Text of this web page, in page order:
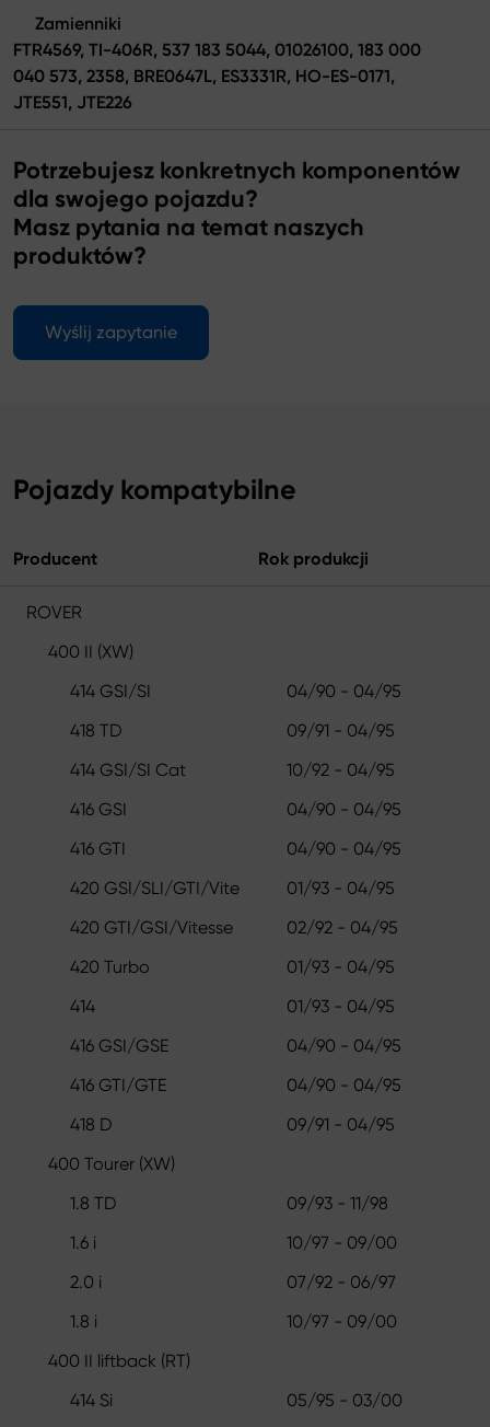
Zamienniki
FTR4569, TI-406R, 537 183 5044, 01026100, 183 000
040 573, 2358, BRE0647L, ES3331R, HO-ES-0171,
JTE551, JTE226
Potrzebujesz konkretnych komponentów
dla swojego pojazdu?
Masz pytania na temat naszych
produktów?
Wyślij zapytanie
Pojazdy kompatybilne
Producent Rok produkcji
ROVER
400 II (XW)
414 GSI/SI
04/90 - 04/95
418 TD
09/91 - 04/95
414 GSI/SI Cat
10/92 - 04/95
416 GSI
04/90 - 04/95
416 GTI
04/90 - 04/95
420 GSI/SLI/GTI/Vite
01/93 - 04/95
420 GTI/GSI/Vitesse
02/92 - 04/95
420 Turbo
01/93 - 04/95
414
01/93 - 04/95
416 GSI/GSE
04/90 - 04/95
416 GTI/GTE
04/90 - 04/95
418 D
09/91 - 04/95
400 Tourer (XW)
1.8 TD
09/93 - 11/98
1.6 i
10/97 - 09/00
2.0 i
07/92 - 06/97
1.8 i
10/97 - 09/00
400 II liftback (RT)
414 Si
05/95 - 03/00